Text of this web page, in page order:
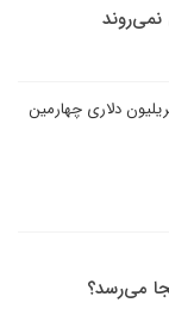
دلاری چهارمین
می‌رسد؟